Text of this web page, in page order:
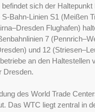
sich der Haltepunkt
Bahn-Linien S1 (Meißen
Flughafen)
7
und 12
an den Haltestellen
Dresden.
des World Trade
Das WTC liegt zentral in